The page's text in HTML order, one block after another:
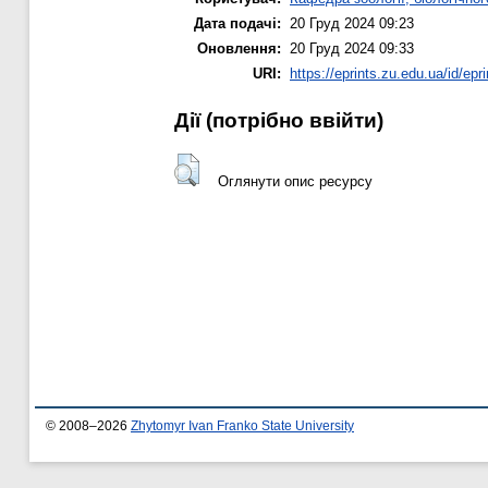
Дата подачі: 20 Груд 2024 09:23
Оновлення: 20 Груд 2024 09:33
URI:
https://eprints.zu.edu.ua/id/
Дії ​​(потрібно ввійти)
Оглянути опис ресурсу
© 2008–2026 Zhytomyr Ivan Franko State University